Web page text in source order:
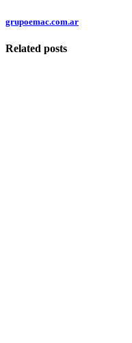
grupoemac.com.ar
Related posts